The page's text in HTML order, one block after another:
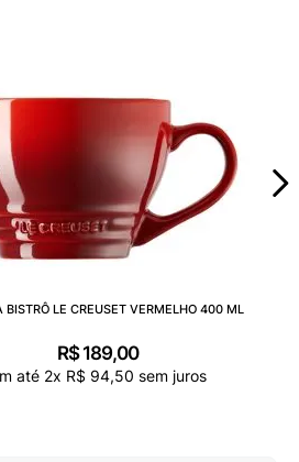
BISTRÔ LE CREUSET VERMELHO 400 ML
R$ 189,00
até 2x R$ 94,50 sem juros